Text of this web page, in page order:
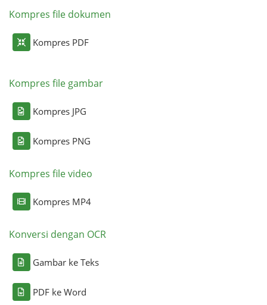
Kompres file dokumen
Kompres PDF
Kompres file gambar
Kompres JPG
Kompres PNG
Kompres file video
Kompres MP4
Konversi dengan OCR
Gambar ke Teks
PDF ke Word